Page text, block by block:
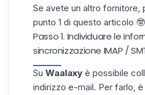
Se avete un altro fornitore,
punto 1 di questo articolo
Passo 1. Individuare le
sincronizzazione IMAP /
Su Waalaxy è possibile
indirizzo e-mail. Per farlo,